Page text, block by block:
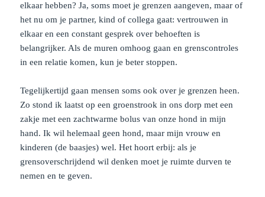
elkaar hebben? Ja, soms moet je grenzen aangeven, maar of
het nu om je partner, kind of collega gaat: vertrouwen in
elkaar en een constant gesprek over behoeften is
belangrijker. Als de muren omhoog gaan en grenscontroles
in een relatie komen, kun je beter stoppen.
Tegelijkertijd gaan mensen soms ook over je grenzen heen.
Zo stond ik laatst op een groenstrook in ons dorp met een
zakje met een zachtwarme bolus van onze hond in mijn
hand. Ik wil helemaal geen hond, maar mijn vrouw en
kinderen (de baasjes) wel. Het hoort erbij: als je
grensoverschrijdend wil denken moet je ruimte durven te
nemen en te geven.